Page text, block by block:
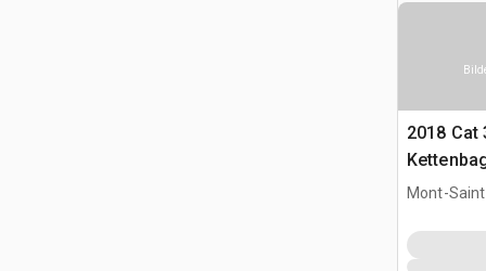
2018 Cat
Mont-